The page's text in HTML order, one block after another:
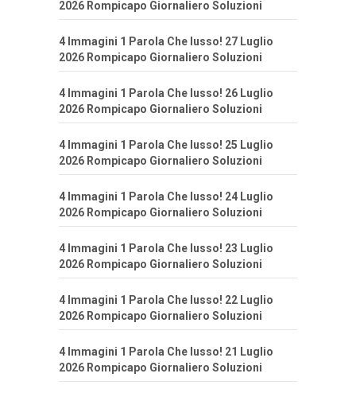
2026 Rompicapo Giornaliero Soluzioni
4 Immagini 1 Parola Che lusso! 27 Luglio
2026 Rompicapo Giornaliero Soluzioni
4 Immagini 1 Parola Che lusso! 26 Luglio
2026 Rompicapo Giornaliero Soluzioni
4 Immagini 1 Parola Che lusso! 25 Luglio
2026 Rompicapo Giornaliero Soluzioni
4 Immagini 1 Parola Che lusso! 24 Luglio
2026 Rompicapo Giornaliero Soluzioni
4 Immagini 1 Parola Che lusso! 23 Luglio
2026 Rompicapo Giornaliero Soluzioni
4 Immagini 1 Parola Che lusso! 22 Luglio
2026 Rompicapo Giornaliero Soluzioni
4 Immagini 1 Parola Che lusso! 21 Luglio
2026 Rompicapo Giornaliero Soluzioni